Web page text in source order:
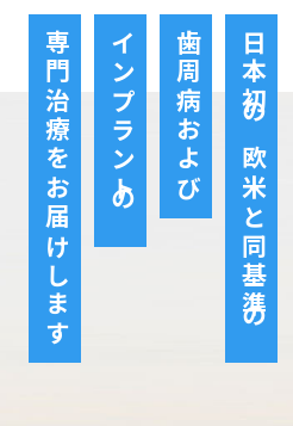
日本初の欧米と同基準の
歯周病および
インプラントの
専門治療をお届けします